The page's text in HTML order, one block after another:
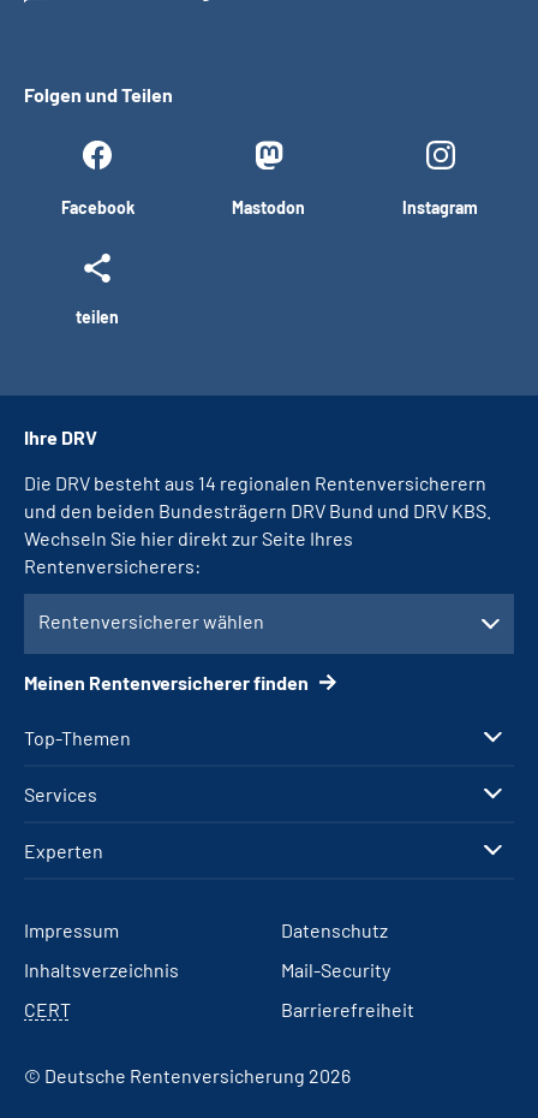
Folgen und Teilen
Facebook Mastodon Instagram
teilen
Top-Themen
Services
Experten
Ihre DRV
Die DRV besteht aus 14 regionalen Rentenversicherern
und den beiden Bundesträgern DRV Bund und DRV KBS.
Wechseln Sie hier direkt zur Seite Ihres
Rentenversicherers:
Rentenversicherer wählen
Meinen Rentenversicherer finden
Impressum
Datenschutz
Inhaltsverzeichnis
Mail-Security
CERT
Barrierefreiheit
© Deutsche Rentenversicherung 2026